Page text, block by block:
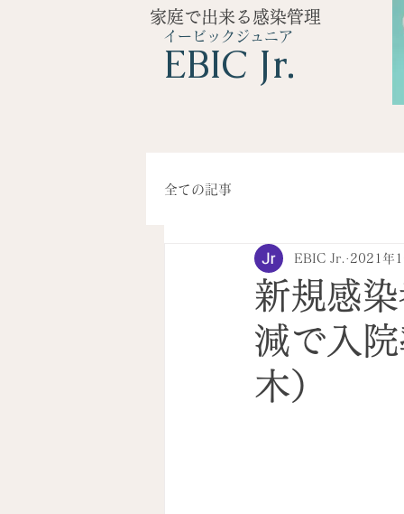
イービックジュニア
​EBIC Jr.
家庭で出来る感染管理
全ての記事
新規感
減で入
木）
EBIC Jr. 2021年